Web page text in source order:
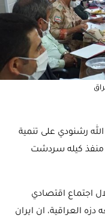
رشنودي على تنمية
منفذ كيله سردشت
اجتماع اقتصادي
العراقية، ان ايران